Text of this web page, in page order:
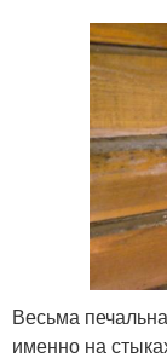
Весьма
именно на